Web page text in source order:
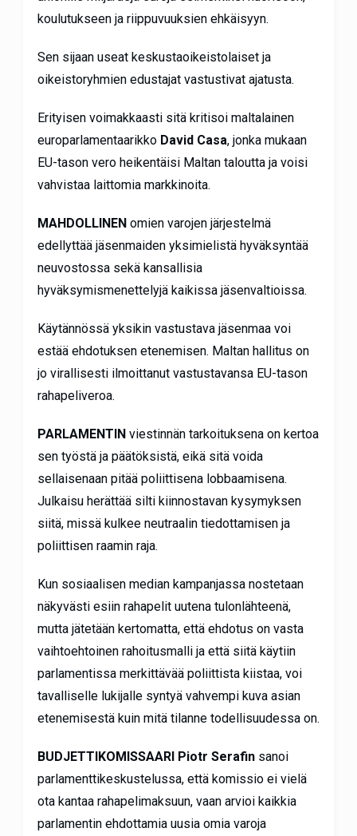
koulutukseen ja riippuvuuksien ehkäisyyn.
Sen sijaan useat keskustaoikeistolaiset ja
oikeistoryhmien edustajat vastustivat ajatusta.
Erityisen voimakkaasti sitä kritisoi maltalainen
europarlamentaarikko David Casa, jonka mukaan
EU-tason vero heikentäisi Maltan taloutta ja voisi
vahvistaa laittomia markkinoita.
MAHDOLLINENomien varojen järjestelmä
edellyttää jäsenmaiden yksimielistä hyväksyntää
neuvostossa sekä kansallisia
hyväksymismenettelyjä kaikissa jäsenvaltioissa.
Käytännössä yksikin vastustava jäsenmaa voi
estää ehdotuksen etenemisen. Maltan hallitus on
jo virallisesti ilmoittanut vastustavansa EU-tason
rahapeliveroa.
PARLAMENTINviestinnän tarkoituksena on kertoa
sen työstä ja päätöksistä, eikä sitä voida
sellaisenaan pitää poliittisena lobbaamisena.
Julkaisu herättää silti kiinnostavan kysymyksen
siitä, missä kulkee neutraalin tiedottamisen ja
poliittisen raamin raja.
Kun sosiaalisen median kampanjassa nostetaan
näkyvästi esiin rahapelit uutena tulonlähteenä,
mutta jätetään kertomatta, että ehdotus on vasta
vaihtoehtoinen rahoitusmalli ja että siitä käytiin
parlamentissa merkittävää poliittista kiistaa, voi
tavalliselle lukijalle syntyä vahvempi kuva asian
etenemisestä kuin mitä tilanne todellisuudessa on.
BUDJETTIKOMISSAARI Piotr Serafinsanoi
parlamenttikeskustelussa, että komissio ei vielä
ota kantaa rahapelimaksuun, vaan arvioi kaikkia
parlamentin ehdottamia uusia omia varoja